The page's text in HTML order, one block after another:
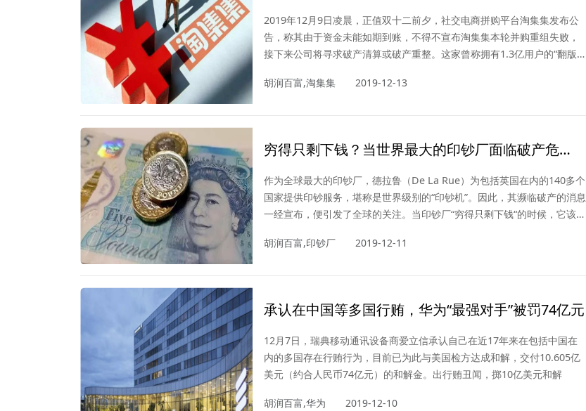
债16亿
2019年12月9日凌晨，正值双十二前夕，社交电商拼购平台淘集集发布公
告，称其由于资金未能如期到账，不得不宣布淘集集本轮并购重组失败，
接下来公司将寻求破产清算或破产重整。这家曾称拥有1.3亿用户的“翻版
胡润百富,淘集集
2019-12-13
穷得只剩下钱？当世界最大的印钞厂面临破产危
机……
作为全球最大的印钞厂，德拉鲁（De La Rue）为包括英国在内的140多个
国家提供印钞服务，堪称是世界级别的“印钞机”。因此，其濒临破产的消息
一经宣布，便引发了全球的关注。当印钞厂“穷得只剩下钱“的时候，它该如
胡润百富,印钞厂
2019-12-11
承认在中国等多国行贿，华为“最强对手”被罚74亿元
12月7日，瑞典移动通讯设备商爱立信承认自己在近17年来在包括中国在
内的多国存在行贿行为，目前已为此与美国检方达成和解，交付10.605亿
美元（约合人民币74亿元）的和解金。出行贿丑闻，掷10亿美元和解
胡润百富,华为 2019-12-10